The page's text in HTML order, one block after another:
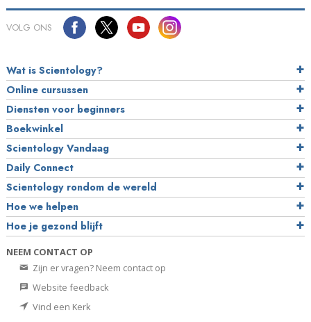
VOLG ONS
Wat is Scientology?
Online cursussen
Diensten voor beginners
Boekwinkel
Scientology Vandaag
Daily Connect
Scientology rondom de wereld
Hoe we helpen
Hoe je gezond blijft
NEEM CONTACT OP
Zijn er vragen? Neem contact op
Website feedback
Vind een Kerk